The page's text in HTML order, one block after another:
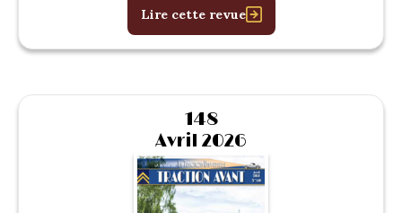
Lire cette revue
148
Avril 2026